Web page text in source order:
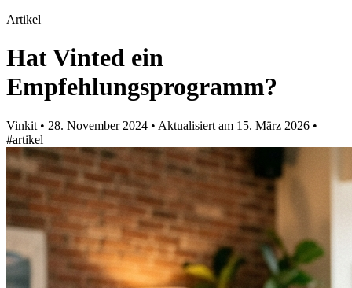
Artikel
Hat Vinted ein
Empfehlungsprogramm?
Vinkit • 28. November 2024 • Aktualisiert am 15. März 2026 •
#artikel